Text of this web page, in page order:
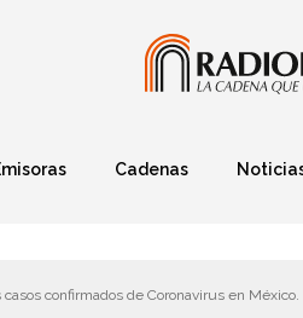
Cadenas
confirmados de Coronavirus en México.